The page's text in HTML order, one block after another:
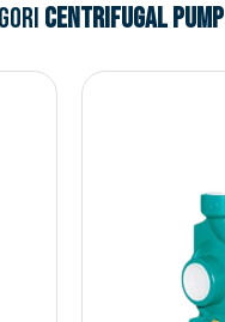
Centrifugal Pump